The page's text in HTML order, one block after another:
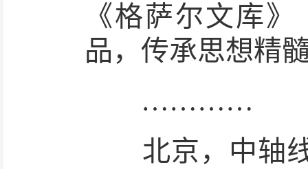
《格萨尔文库
品，传承思想精
…………
北京，中轴线